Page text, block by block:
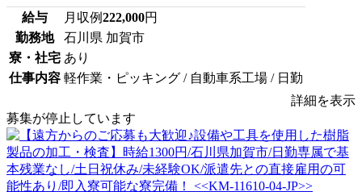
給与 月収例222,000円
勤務地
石川県 加賀市
寮・社宅 あり
仕事内容 軽作業・ピッキング / 自動車系工場 / 日勤
詳細を表示
募集が停止しています